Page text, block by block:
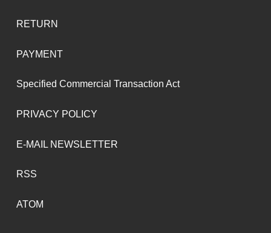
RETURN
PAYMENT
Specified Commercial Transaction Act
PRIVACY POLICY
E-MAIL NEWSLETTER
RSS
ATOM